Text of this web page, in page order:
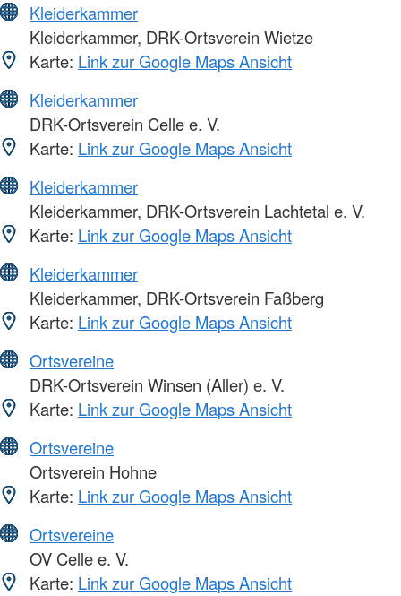
Kleiderkammer
Kleiderkammer, DRK-Ortsverein Wietze
Karte: Link zur Google Maps Ansicht
Kleiderkammer
DRK-Ortsverein Celle e. V.
Karte: Link zur Google Maps Ansicht
Kleiderkammer
Kleiderkammer, DRK-Ortsverein Lachtetal e. V.
Karte: Link zur Google Maps Ansicht
Kleiderkammer
Kleiderkammer, DRK-Ortsverein Faßberg
Karte: Link zur Google Maps Ansicht
Ortsvereine
DRK-Ortsverein Winsen (Aller) e. V.
Karte: Link zur Google Maps Ansicht
Ortsvereine
Ortsverein Hohne
Karte: Link zur Google Maps Ansicht
Ortsvereine
OV Celle e. V.
Karte: Link zur Google Maps Ansicht